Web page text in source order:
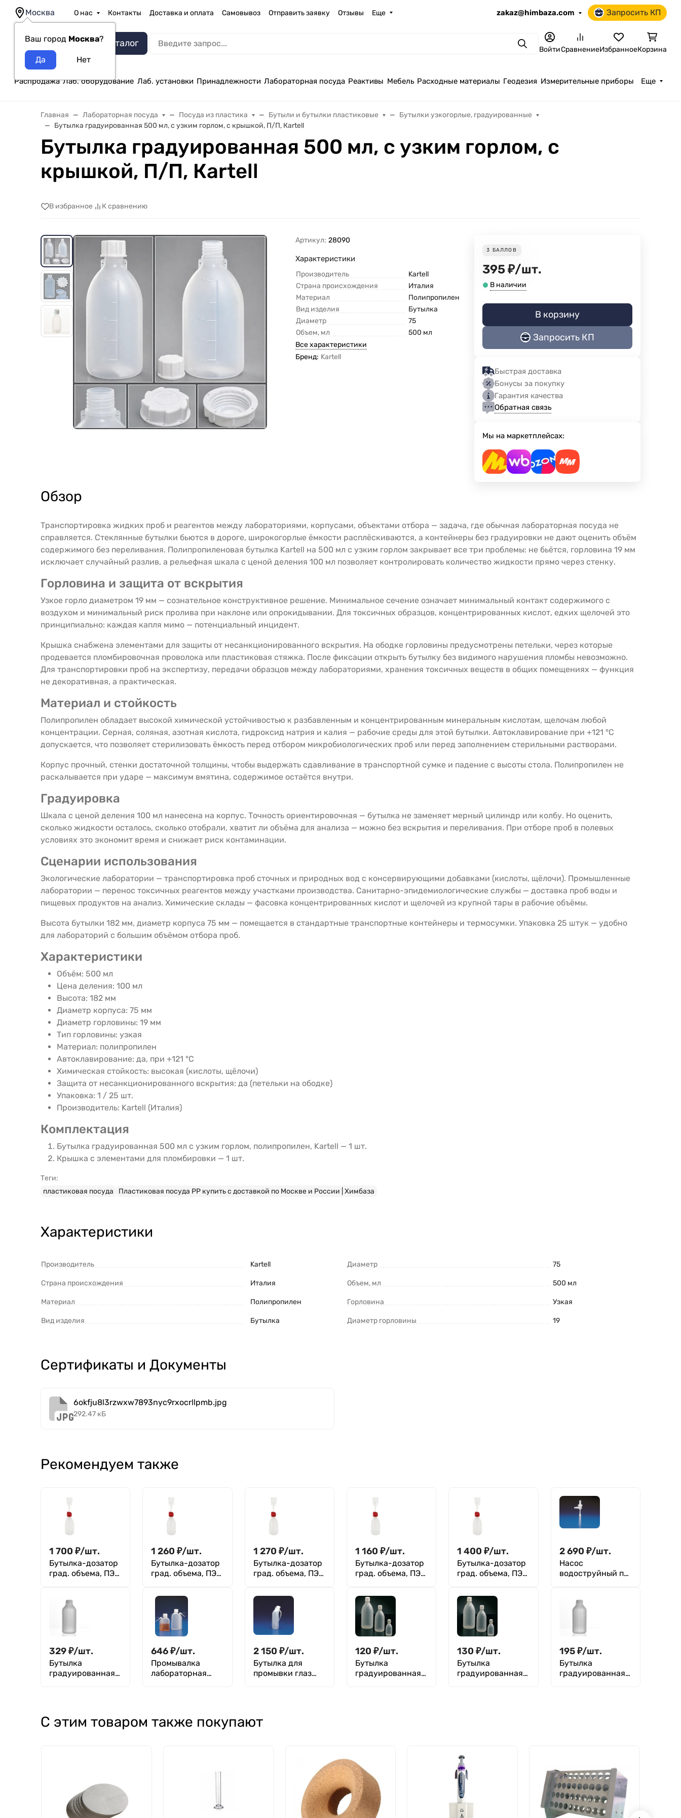
Москва
Ваш город Москва?
О нас Контакты Доставка и оплата Самовывоз Отправить заявку Отзывы Еще zakaz@himbaza.com Запросить КП
Каталог ПоискВойтиСравнениеИзбранноеКорзина
Распродажа Лаб. оборудование Лаб. установки Принадлежности Лабораторная посуда Реактивы Мебель Расходные материалы Геодезия Измерительные приборы Еще
Главная Лабораторная посуда Посуда из пластика Бутыли и бутылки пластиковые
Бутылки узкогорлые, градуированные
Бутылка градуированная 500 мл, с узким горлом, с крышкой, П/П, Кartell
Бутылка градуированная 500 мл, с узким горлом, с
крышкой, П/П, Кartell
В избранное К сравнению
Артикул: 28090
Характеристики
Производитель
Kartell
Страна происхождения
Италия
Материал
Полипропилен
Вид изделия
Бутылка
Диаметр
75
Объем, мл
500 мл
Все характеристики
Бренд: Kartell
3 БАЛЛОВ
395₽/шт.
В наличии
В корзину
Запросить КП
Быстрая доставка
Бонусы за покупку
Гарантия качества
Обратная связь
Мы на маркетплейсах:
Обзор
Транспортировка жидких проб и реагентов между лабораториями, корпусами, объектами отбора — задача, где обычная лабораторная посуда не
справляется. Стеклянные бутылки бьются в дороге, широкогорлые ёмкости расплёскиваются, а контейнеры без градуировки не дают оценить объём
содержимого без переливания. Полипропиленовая бутылка Kartell на 500 мл с узким горлом закрывает все три проблемы: не бьётся, горловина 19 мм
исключает случайный разлив, а рельефная шкала с ценой деления 100 мл позволяет контролировать количество жидкости прямо через стенку.
Горловина и защита от вскрытия
Узкое горло диаметром 19 мм — сознательное конструктивное решение. Минимальное сечение означает минимальный контакт содержимого с
воздухом и минимальный риск пролива при наклоне или опрокидывании. Для токсичных образцов, концентрированных кислот, едких щелочей это
принципиально: каждая капля мимо — потенциальный инцидент.
Крышка снабжена элементами для защиты от несанкционированного вскрытия. На ободке горловины предусмотрены петельки, через которые
продевается пломбировочная проволока или пластиковая стяжка. После фиксации открыть бутылку без видимого нарушения пломбы невозможно.
Для транспортировки проб на экспертизу, передачи образцов между лабораториями, хранения токсичных веществ в общих помещениях — функция
не декоративная, а практическая.
Материал и стойкость
Полипропилен обладает высокой химической устойчивостью к разбавленным и концентрированным минеральным кислотам, щелочам любой
концентрации. Серная, соляная, азотная кислота, гидроксид натрия и калия — рабочие среды для этой бутылки. Автоклавирование при +121 °C
допускается, что позволяет стерилизовать ёмкость перед отбором микробиологических проб или перед заполнением стерильными растворами.
Корпус прочный, стенки достаточной толщины, чтобы выдержать сдавливание в транспортной сумке и падение с высоты стола. Полипропилен не
раскалывается при ударе — максимум вмятина, содержимое остаётся внутри.
Градуировка
Шкала с ценой деления 100 мл нанесена на корпус. Точность ориентировочная — бутылка не заменяет мерный цилиндр или колбу. Но оценить,
сколько жидкости осталось, сколько отобрали, хватит ли объёма для анализа — можно без вскрытия и переливания. При отборе проб в полевых
условиях это экономит время и снижает риск контаминации.
Сценарии использования
Экологические лаборатории — транспортировка проб сточных и природных вод с консервирующими добавками (кислоты, щёлочи). Промышленные
лаборатории — перенос токсичных реагентов между участками производства. Санитарно-эпидемиологические службы — доставка проб воды и
пищевых продуктов на анализ. Химические склады — фасовка концентрированных кислот и щелочей из крупной тары в рабочие объёмы.
Высота бутылки 182 мм, диаметр корпуса 75 мм — помещается в стандартные транспортные контейнеры и термосумки. Упаковка 25 штук — удобно
для лабораторий с большим объёмом отбора проб.
Характеристики
Объём: 500 мл
Цена деления: 100 мл
Высота: 182 мм
Диаметр корпуса: 75 мм
Диаметр горловины: 19 мм
Тип горловины: узкая
Материал: полипропилен
Автоклавирование: да, при +121 °C
Химическая стойкость: высокая (кислоты, щёлочи)
Защита от несанкционированного вскрытия: да (петельки на ободке)
Упаковка: 1 / 25 шт.
Производитель: Kartell (Италия)
Комплектация
Бутылка градуированная 500 мл с узким горлом, полипропилен, Kartell — 1 шт.
Крышка с элементами для пломбировки — 1 шт.
Теги:
пластиковая посуда
Пластиковая посуда PP купить с доставкой по Москве и России | Химбаза
Характеристики
Производитель Kartell
Страна происхождения Италия
Материал Полипропилен
Вид изделия Бутылка
Диаметр 75
Объем, мл 500 мл
Горловина Узкая
Диаметр горловины 19
Сертификаты и Документы
6okfju8l3rzwxw7893nyc9rxocrllpmb.jpg
292.47 кБ
Рекомендуем также
1 700 ₽/шт.
Бутылка-дозатор
град. объема, ПЭ/
1 260 ₽/шт.
Бутылка-дозатор
град. объема, ПЭ/
1 270 ₽/шт.
Бутылка-дозатор
град. объема, ПЭ/
1 160 ₽/шт.
Бутылка-дозатор
град. объема, ПЭ/
1 400 ₽/шт.
Бутылка-дозатор
град. объема, ПЭ/
2 690 ₽/шт.
Насос
водоструйный п/
329₽/шт.
Бутылка
градуированная
646₽/шт.
Промывалка
лабораторная
2 150 ₽/шт.
Бутылка для
промывки глаз
120 ₽/шт.
Бутылка
градуированная
130 ₽/шт.
Бутылка
градуированная
195₽/шт.
Бутылка
градуированная
С этим товаром также покупают